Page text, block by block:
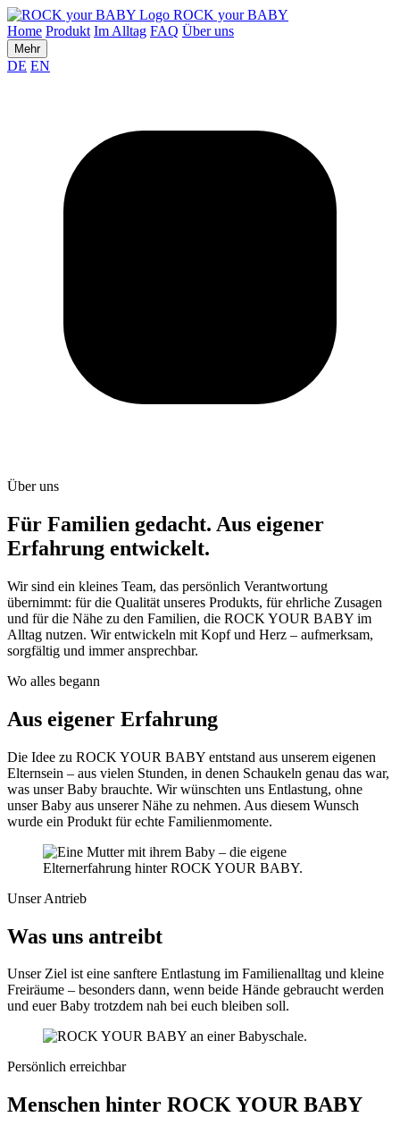
ROCK your BABY
Home Produkt Im Alltag FAQ Über uns
Mehr
DE EN
Über uns
Für Familien gedacht. Aus eigener
Erfahrung entwickelt.
Wir sind ein kleines Team, das persönlich Verantwortung
übernimmt: für die Qualität unseres Produkts, für ehrliche Zusagen
und für die Nähe zu den Familien, die ROCK YOUR BABY im
Alltag nutzen. Wir entwickeln mit Kopf und Herz – aufmerksam,
sorgfältig und immer ansprechbar.
Wo alles begann
Aus eigener Erfahrung
Die Idee zu ROCK YOUR BABY entstand aus unserem eigenen
Elternsein – aus vielen Stunden, in denen Schaukeln genau das war,
was unser Baby brauchte. Wir wünschten uns Entlastung, ohne
unser Baby aus unserer Nähe zu nehmen. Aus diesem Wunsch
wurde ein Produkt für echte Familienmomente.
Unser Antrieb
Was uns antreibt
Unser Ziel ist eine sanftere Entlastung im Familienalltag und kleine
Freiräume – besonders dann, wenn beide Hände gebraucht werden
und euer Baby trotzdem nah bei euch bleiben soll.
Persönlich erreichbar
Menschen hinter ROCK YOUR BABY